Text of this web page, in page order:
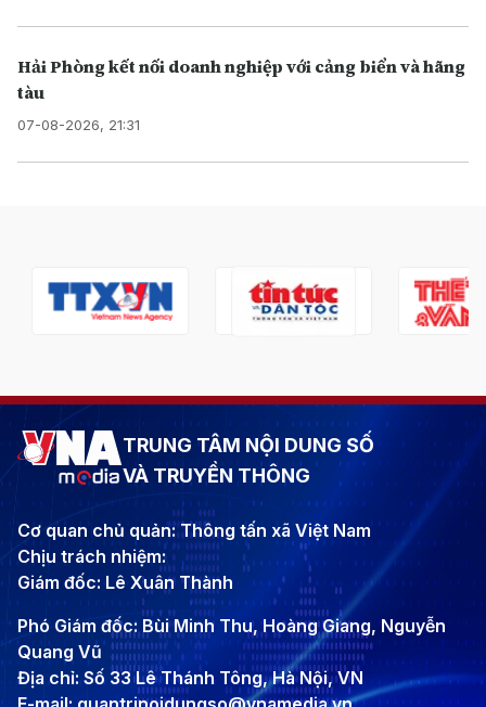
Hải Phòng kết nối doanh nghiệp với cảng biển và hãng
tàu
07-08-2026, 21:31
TRUNG TÂM NỘI DUNG SỐ
VÀ TRUYỀN THÔNG
Cơ quan chủ quản: Thông tấn xã Việt Nam
Chịu trách nhiệm:
Giám đốc: Lê Xuân Thành
Phó Giám đốc: Bùi Minh Thu, Hoàng Giang, Nguyễn
Quang Vũ
Địa chỉ: Số 33 Lê Thánh Tông, Hà Nội, VN